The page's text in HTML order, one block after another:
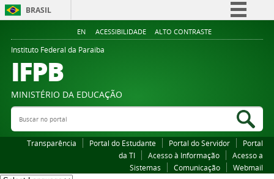
BRASIL
Simplifique!
Legislação
EN ACESSIBILIDADE ALTO CONTRASTE
Instituto Federal da Paraiba
IFPB
MINISTÉRIO DA EDUCAÇÃO
Buscar no portal
Transparência Portal do Estudante Portal do Servidor
Portal
da TI
Acesso à Informação
Acesso a
Sistemas
Comunicação Webmail